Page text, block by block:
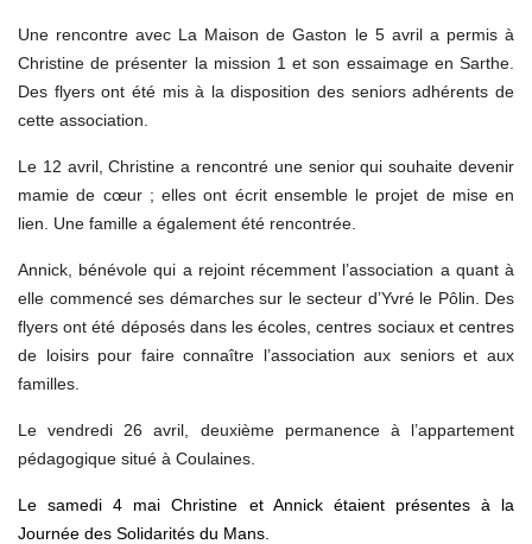
Une rencontre avec La Maison de Gaston le 5 avril a permis à
Christine de présenter la mission 1 et son essaimage en Sarthe.
Des flyers ont été mis à la disposition des seniors adhérents de
cette association.
Le 12 avril, Christine a rencontré une senior qui souhaite devenir
mamie de cœur ; elles ont écrit ensemble le projet de mise en
lien. Une famille a également été rencontrée.
Annick, bénévole qui a rejoint récemment l’association a quant à
elle commencé ses démarches sur le secteur d’Yvré le Pôlin. Des
flyers ont été déposés dans les écoles, centres sociaux et centres
de loisirs pour faire connaître l’association aux seniors et aux
familles.
Le vendredi 26 avril, deuxième permanence à l’appartement
pédagogique situé à Coulaines.
Le samedi 4 maiChristine et Annick étaient présentes à la
Journée des Solidarités du Mans.